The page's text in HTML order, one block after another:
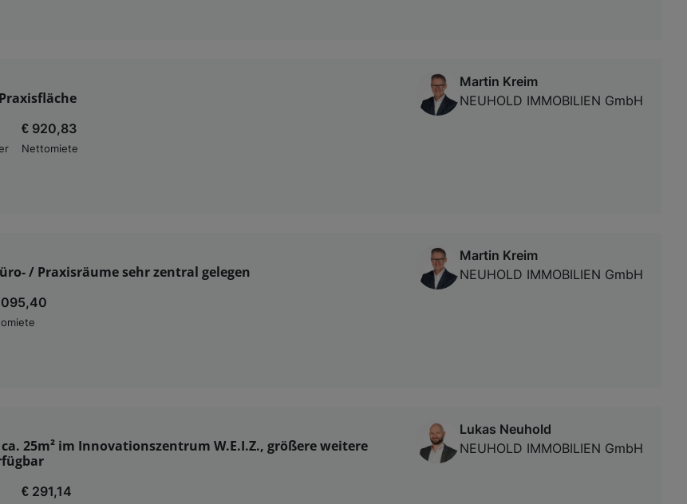
€ 920,83
Nettomiete
Martin Kreim
NEUHOLD IMMOBILIEN GmbH
/ Praxisräume sehr zentral gelegen
Martin Kreim
NEUHOLD IMMOBILIEN GmbH
25m² im Innovationszentrum W.E.I.Z., größere weitere
€ 291,14
Lukas Neuhold
NEUHOLD IMMOBILIEN GmbH